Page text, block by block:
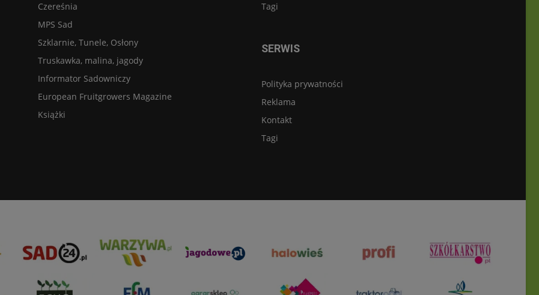
Czereśnia
MPS Sad
Szklarnie, Tunele, Osłony
Truskawka, malina, jagody
Informator Sadowniczy
European Fruitgrowers Magazine
Książki
Tagi
SERWIS
Polityka prywatności
Reklama
Kontakt
Tagi